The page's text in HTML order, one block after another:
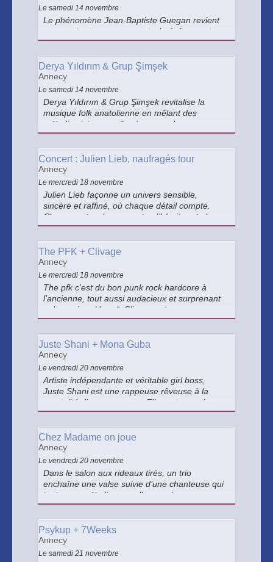
Le samedi 14 novembre
Le phénomène Jean-Baptiste Guegan revient
avec un tout nouveau spectacle événement :
"Johnny, le show d’une vie", un voyage musical
de Johnny Hallyday et Jean-Baptiste Guegan.
Derya Yıldırım & Grup Şimşek
Annecy
Le samedi 14 novembre
Derya Yıldırım & Grup Şimşek revitalise la
musique folk anatolienne en mêlant des
mélodies intemporelles à une couleur
psychédélique moderne.
Concert : Julien Lieb, naufragés tour
Annecy
Le mercredi 18 novembre
Julien Lieb façonne un univers sensible,
sincère et raffiné, où chaque détail compte.
Chaque note, chaque mot qu’il écrit porte la
trace de ce parcours intime, toujours à la
The PFK + Clivage
Annecy
Le mercredi 18 novembre
The pfk c’est du bon punk rock hardcore à
l’ancienne, tout aussi audacieux et surprenant
qu’une pizza Hawaï. Clivage est un groupe
genevois de Oi! : des textes en français sur des
entraînantes.
Juste Shani + Mona Guba
Annecy
Le vendredi 20 novembre
Artiste indépendante et véritable girl boss,
Juste Shani est une rappeuse rêveuse à la
mentalité d’une gagnante. Elle partagera la
scène avec Mona Guba, qui nous transmet des
touche d’humour.
Chez Madame on joue
Annecy
Le vendredi 20 novembre
Dans le salon aux rideaux tirés, un trio
enchaîne une valse suivie d’une chanteuse qui
tente une mélodie nouvelle sous les
applaudissements mêlés de rires.
Psykup + 7Weeks
Annecy
Le samedi 21 novembre